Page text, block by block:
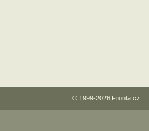
© 1999-2026 Fronta.cz